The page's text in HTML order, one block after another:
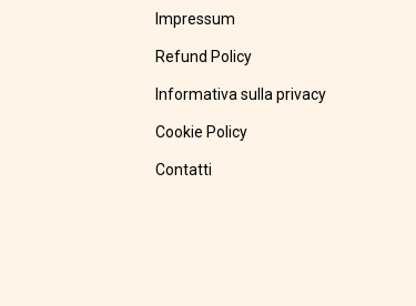
Impressum
Refund Policy
Informativa sulla privacy
Cookie Policy
Contatti